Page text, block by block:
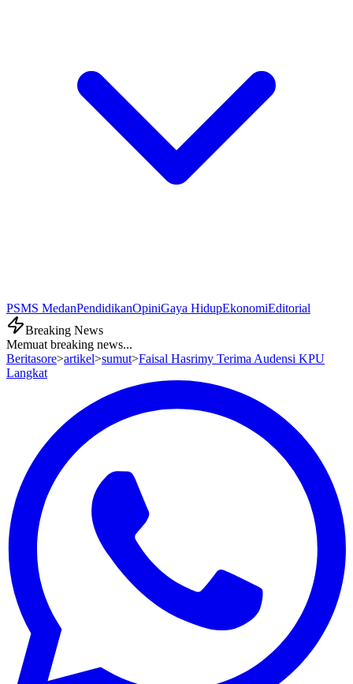
PSMS MedanPendidikanOpiniGaya HidupEkonomiEditorial
Breaking News
Memuat breaking news...
Beritasore>artikel>sumut>Faisal Hasrimy Terima Audensi KPU
Langkat